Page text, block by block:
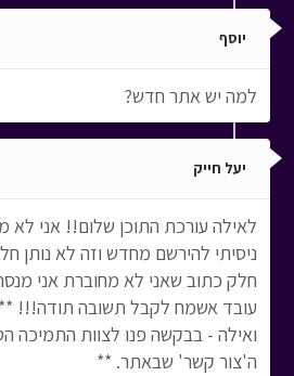
יוסף
למה יש אתר חדש?
יעל חייק
לאילה עורכת התוכן שלום!! אני לא
ניסיתי להירשם מחדש וזה לא נותן
חלק כתוב שאני לא מחוברת אני
עובד אשמח לקבל תשובה תודה!!!
ואילה - בבקשה פנו לצוות התמיכה
ה'צור קשר' שבאתר. **